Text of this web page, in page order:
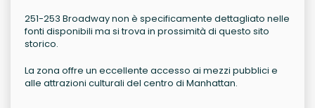
251-253 Broadway non è specificamente dettagliato nelle
fonti disponibili ma si trova in prossimità di questo sito
storico.
La zona offre un eccellente accesso ai mezzi pubblici e
alle attrazioni culturali del centro di Manhattan.